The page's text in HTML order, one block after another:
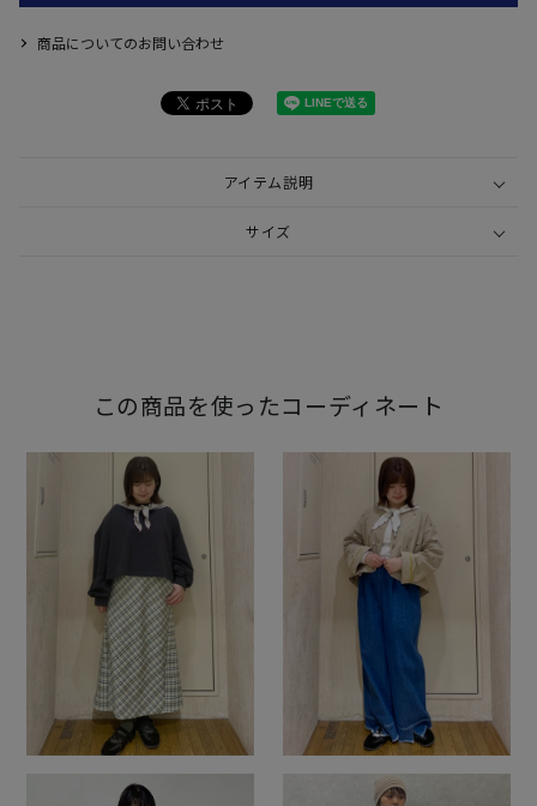
商品についてのお問い合わせ
アイテム説明
サイズ
この商品を使ったコーディネート